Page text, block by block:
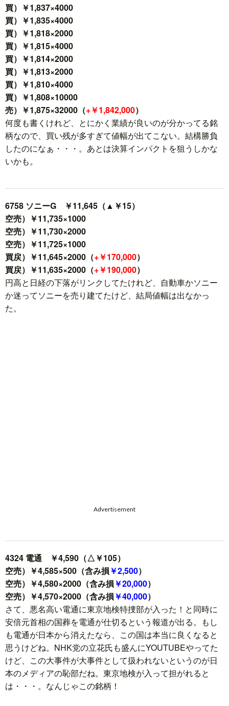
買）￥1,837×4000
買）￥1,835×4000
買）￥1,818×2000
買）￥1,815×4000
買）￥1,814×2000
買）￥1,813×2000
買）￥1,810×4000
買）￥1,808×10000
売）￥1,875×32000（+￥1,842,000）
何度も書くけれど、とにかく業績が良いのが分かってる銘
柄なので、買い残が多すぎて値幅が出てこない。結構勝負
したのになぁ・・・。あとは決算インパクトを狙うしかな
いかも。
6758 ソニーG ￥11,645（▲￥15）
空売）￥11,735×1000
空売）￥11,730×2000
空売）￥11,725×1000
買戻）￥11,645×2000（+￥170,000）
買戻）￥11,635×2000（+￥190,000）
円高と日経の下落がリンクしてたけれど、自動車かソニー
か迷ってソニーを売り建てたけど、結局値幅は出なかっ
た。
Advertisement
4324 電通 ￥4,590（△￥105）
空売）￥4,585×500（含み損￥2,500）
空売）￥4,580×2000（含み損￥20,000）
空売）￥4,570×2000（含み損￥40,000）
さて、悪名高い電通に東京地検特捜部が入った！と同時に
安倍元首相の国葬を電通が仕切るという報道が出る。もし
も電通が日本から消えたなら、この国は本当に良くなると
思うけどね。NHK党の立花氏も盛んにYOUTUBEやってた
けど、この大事件が大事件として扱われないというのが日
本のメディアの恥部だね。東京地検が入って担がれると
は・・・。なんじゃこの銘柄！